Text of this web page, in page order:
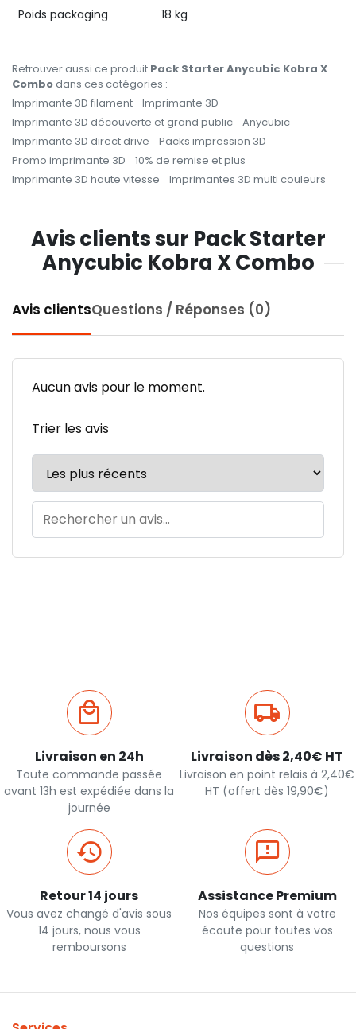
Poids packaging
18 kg
Retrouver aussi ce produit Pack Starter Anycubic Kobra X
Combodans ces catégories :
Imprimante 3D filament
Imprimante 3D
Imprimante 3D découverte et grand public
Anycubic
Imprimante 3D direct drive
Packs impression 3D
Promo imprimante 3D
10% de remise et plus
Imprimante 3D haute vitesse
Imprimantes 3D multi couleurs
Avis clients sur Pack Starter
Anycubic Kobra X Combo
Avis clientsQuestions / Réponses (0)
Aucun avis pour le moment.
Trier les avis
Livraison en 24h
Toute commande passée
avant 13h est expédiée dans la
journée
Livraison dès 2,40€ HT
Livraison en point relais à 2,40€
HT (offert dès 19,90€)
Retour 14 jours
Vous avez changé d'avis sous
14 jours, nous vous
remboursons
Assistance Premium
Nos équipes sont à votre
écoute pour toutes vos
questions